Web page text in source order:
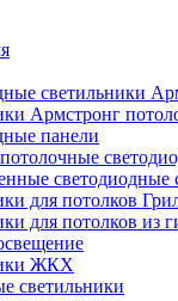
светильники
Армстронг
панели
светодиодные
для потолков
для потолков из
ЖКХ
светильники